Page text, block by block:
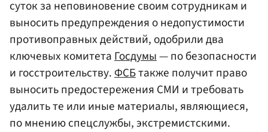
суток за неповиновение своим сотрудникам и
выносить предупреждения о недопустимости
противоправных действий, одобрили два
ключевых комитета Госдумы— по безопасности
и госстроительству. ФСБтакже получит право
выносить предостережения СМИ и требовать
удалить те или иные материалы, являющиеся,
по мнению спецслужбы, экстремистскими.